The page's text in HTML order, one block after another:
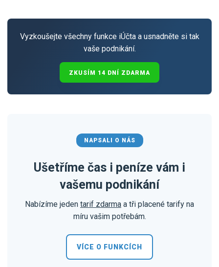
Vyzkoušejte všechny funkce iÚčta a usnadněte si tak
vaše podnikání.
ZKUSÍM 14 DNÍ ZDARMA
NAPSALI O NÁS
Ušetříme čas i peníze vám i
vašemu podnikání
Nabízíme jeden tarif zdarma a tři placené tarify na
míru vašim potřebám.
VÍCE O FUNKCÍCH